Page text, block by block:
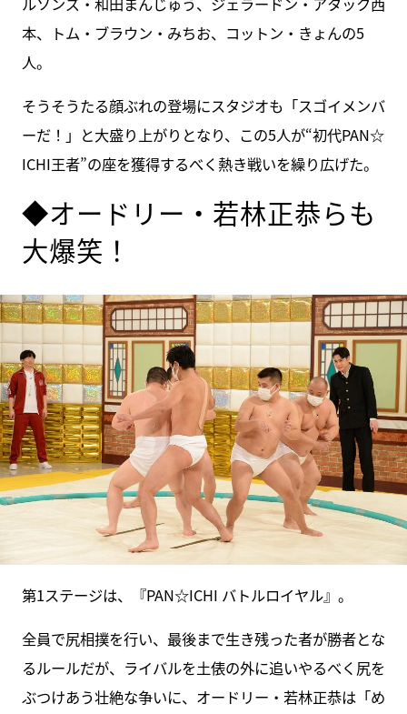
本、トム・ブラウン・みちお、コットン・きょんの5
人。
そうそうたる顔ぶれの登場にスタジオも「スゴイメンバ
ーだ！」と大盛り上がりとなり、この5人が“初代PAN☆
ICHI王者”の座を獲得するべく熱き戦いを繰り広げた。
◆オードリー・若林正恭らも
大爆笑！
第1ステージは、『PAN☆ICHI バトルロイヤル』。
全員で尻相撲を行い、最後まで生き残った者が勝者とな
るルールだが、ライバルを土俵の外に追いやるべく尻を
ぶつけあう壮絶な争いに、オードリー・若林正恭は「め